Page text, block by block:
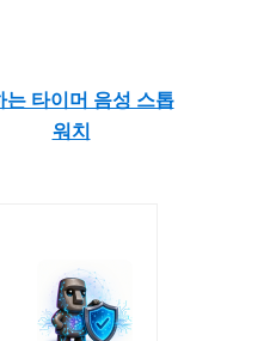
는 타이머 음성 스톱
워치